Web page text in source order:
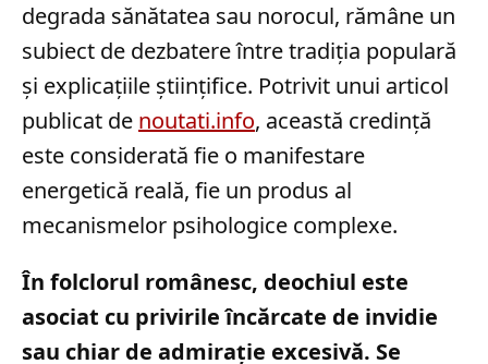
degrada sănătatea sau norocul, rămâne un
subiect de dezbatere între tradiția populară
și explicațiile științifice. Potrivit unui articol
publicat de noutati.info, această credință
este considerată fie o manifestare
energetică reală, fie un produs al
mecanismelor psihologice complexe.
În folclorul românesc, deochiul este
asociat cu privirile încărcate de invidie
sau chiar de admirație excesivă. Se